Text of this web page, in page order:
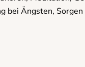
bei Ängsten,